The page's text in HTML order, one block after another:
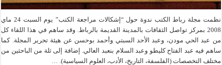
نظمت مجلة رباط الكتب ندوة حول “إشكالات مراجعة الكتب” يوم السبت 24 ماي
2008 بمركز تواصل الثقافات بالمدينة القديمة بالرباط. وقد ساهم في هذا اللقاء كل
من عبد الحي مودن، وعبد الأحد السبتي وأحمد بوحسن عن هيئة تحرير المجلة. كما
ساهم فيه عبد الفتاح كليطو وعبد السلام بنعبد العالي. إضافة إلى ثلة من الباحثين من
مختلف التخصصات (الفلسفة، التاريخ، الأدب، العلوم السياسية). …